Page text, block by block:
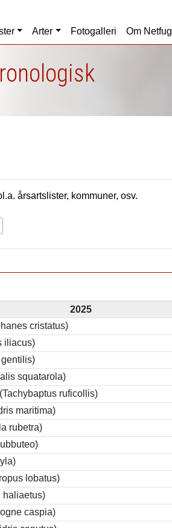
Arter Fotogalleri Om Netfugl
årsartslister, kommuner, osv.
2025
cristatus)
iliacus)
squatarola)
ruficollis)
maritima)
rubetra)
lobatus)
haliaetus)
caspia)